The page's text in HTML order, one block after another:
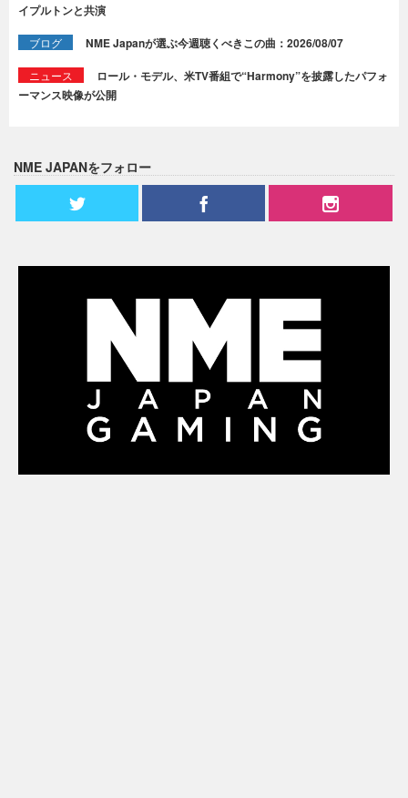
イプルトンと共演
ブログ NME Japanが選ぶ今週聴くべきこの曲：2026/08/07
ニュース
ロール・モデル、米TV番組で“Harmony”を披露したパフォ
ーマンス映像が公開
NME JAPANをフォロー